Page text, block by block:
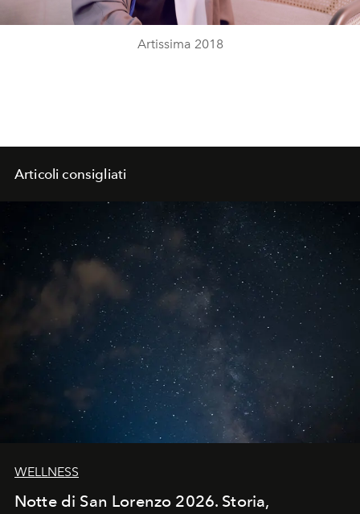
Video
Artissima 2018
Articoli consigliati
WELLNESS
Notte di San Lorenzo 2026. Storia,